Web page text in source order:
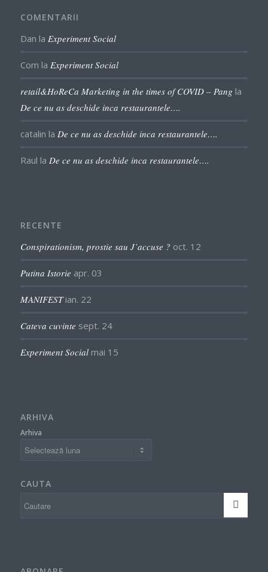
COMENTARII
Dan la Experiment Social
Com la Experiment Social
retail&HoReCa Marketing in the times of COVID – Pang la
De ce nu as deschide inca restaurantele….
catalin la De ce nu as deschide inca restaurantele….
Raul la De ce nu as deschide inca restaurantele….
RECENTE
Conspirationism, prostie sau J’accuse ? oct. 12
Putina Istorie apr. 03
MANIFEST ian. 22
Cateva cuvinte sept. 24
Experiment Social mai 15
ARHIVA
Arhiva
CAUTA